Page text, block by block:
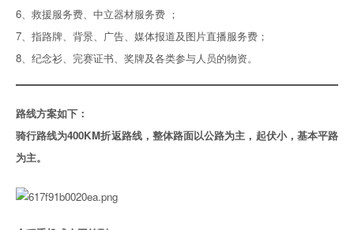
6、救援服务费、中立器材服务费 ；
7、指路牌、背景、广告、媒体报道及图片直播服务费；
8、纪念衫、完赛证书、奖牌及各类参与人员的物资。
路线方案如下：
骑行路线为400KM折返路线，整体路面以公路为主，起伏小，基本平路
为主。